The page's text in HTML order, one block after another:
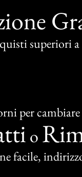
superiori
per cambiare
o
facile,